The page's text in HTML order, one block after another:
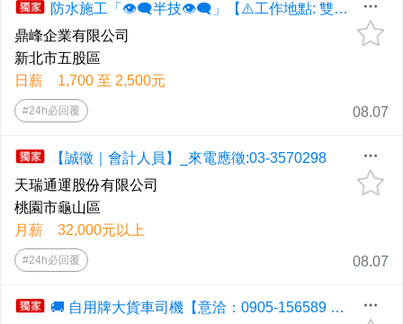
防水施工「👁️‍🗨️半技👁️‍🗨️」【⚠️工作地點: 雙北全區⚠️】◕‿◕《應徵歡迎直接電洽、📞0958-607-868高先生📞、📲0926-367345劉小姐📲、預約面試！》
鼎峰企業有限公司
新北市五股區
日薪 1,700 至 2,500元
#24h必回覆 08.07
【誠徵｜會計人員】_來電應徵:03-3570298
天瑞通運股份有限公司
桃園市龜山區
月薪 32,000元以上
#24h必回覆 08.07
🚚 自用牌大貨車司機【意洽：0905-156589 許先生 ,0963-126824 朱先生 】